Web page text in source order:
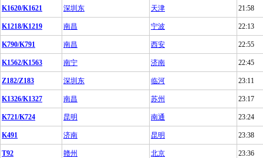
K1620/K1621 深圳东 天津 21:58
K1218/K1219 南昌 宁波 22:13
K790/K791 南昌 西安 22:55
K1562/K1563 南宁 济南 22:45
Z182/Z183 深圳东 临河 23:11
K1326/K1327 南昌 苏州 23:17
K721/K724 昆明 南通 23:24
K491 济南 昆明 23:38
T92 赣州 北京 23:36